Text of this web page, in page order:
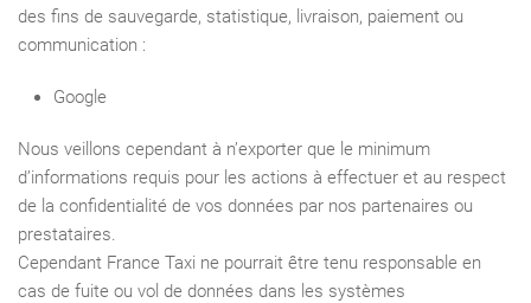
des fins de sauvegarde, statistique, livraison, paiement ou
communication :
Google
Nous veillons cependant à n’exporter que le minimum
d’informations requis pour les actions à effectuer et au respect
de la confidentialité de vos données par nos partenaires ou
prestataires.
Cependant France Taxi ne pourrait être tenu responsable en
cas de fuite ou vol de données dans les systèmes